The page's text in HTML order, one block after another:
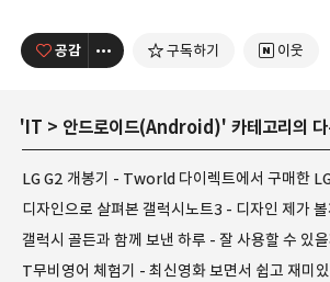
공감 구독하기 이웃
'IT > 안드로이드(Android)' 카테고리의
LG G2 개봉기 - Tworld 다이렉트에서 구매한
디자인으로 살펴본 갤럭시노트3 - 디자인 제가
갤럭시 골든과 함께 보낸 하루 - 잘 사용할 수 있
T무비영어 체험기 - 최신영화 보면서 쉽고 재미